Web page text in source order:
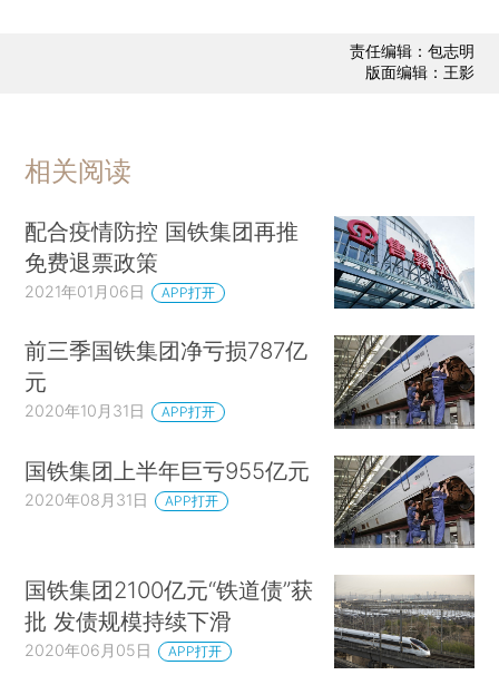
责任编辑：包志明
版面编辑：王影
相关阅读
配合疫情防控 国铁集团再推
免费退票政策
2021年01月06日 APP打开
前三季国铁集团净亏损787亿
元
2020年10月31日 APP打开
国铁集团上半年巨亏955亿元
2020年08月31日 APP打开
国铁集团2100亿元“铁道债”获
批 发债规模持续下滑
2020年06月05日 APP打开